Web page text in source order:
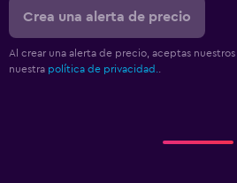
Crea una alerta de precio
Al crear una alerta de precio, aceptas nuestros
nuestra política de privacidad.